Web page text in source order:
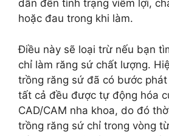
dẫn đến tình trạng viêm lợi,
hoặc đau trong khi làm.
Điều này sẽ loại trừ nếu bạn
chỉ làm răng sứ chất lượng.
trồng răng sứ đã có bước
tất cả đều được tự động hóa
CAD/CAM nha khoa, do đó
trồng răng sứ chỉ trong vòng